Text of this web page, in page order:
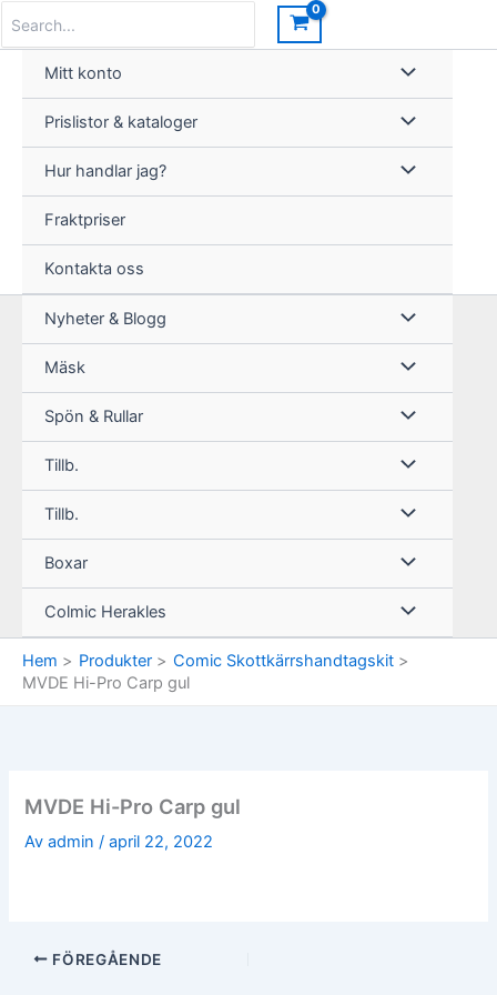
innehåll
for:
Mitt konto
Prislistor & kataloger
Hur handlar jag?
Fraktpriser
Kontakta oss
Nyheter & Blogg
Mäsk
Spön & Rullar
Tillb.
Tillb.
Boxar
Colmic Herakles
Hem Produkter
Comic Skottkärrshandtagskit
MVDE Hi-Pro Carp gul
MVDE Hi-Pro Carp gul
Avadmin/april 22, 2022
FÖREGÅENDE